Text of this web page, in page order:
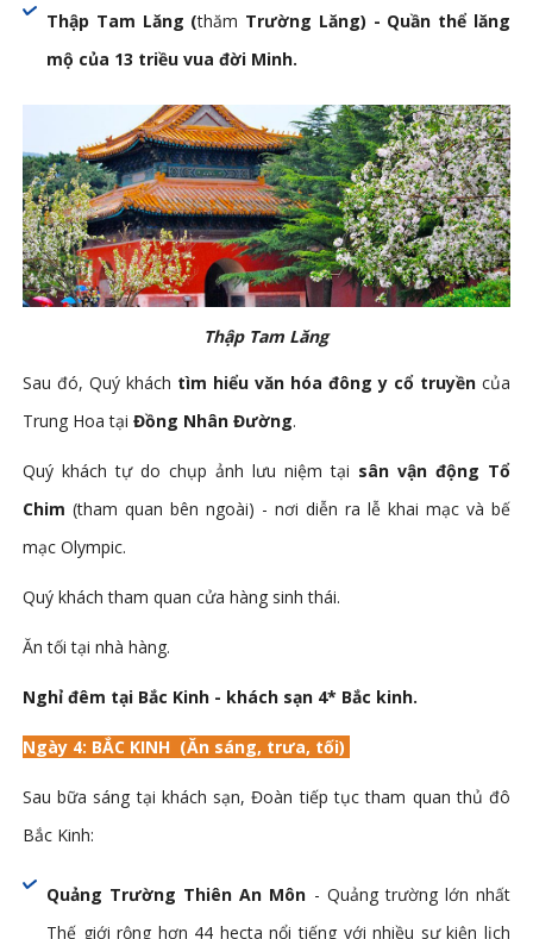
Thập Tam Lăng (thăm Trường Lăng) - Quần thể lăng
mộ của 13 triều vua đời Minh.
Thập Tam Lăng
Sau đó, Quý khách tìm hiểu văn hóa đông y cổ truyền của
Trung Hoa tại Đồng Nhân Đường.
Quý khách tự do chụp ảnh lưu niệm tại sân vận động Tổ
Chim (tham quan bên ngoài) - nơi diễn ra lễ khai mạc và bế
mạc Olympic.
Quý khách tham quan cửa hàng sinh thái.
Ăn tối tại nhà hàng.
Nghỉ đêm tại Bắc Kinh - khách sạn 4* Bắc kinh.
Ngày 4: BẮC KINH (Ăn sáng, trưa, tối)
Sau bữa sáng tại khách sạn, Đoàn tiếp tục tham quan thủ đô
Bắc Kinh:
Quảng Trường Thiên An Môn - Quảng trường lớn nhất
Thế giới rộng hơn 44 hecta nổi tiếng với nhiều sự kiện lịch